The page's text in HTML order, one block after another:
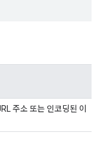
주소 또는 인코딩된 이